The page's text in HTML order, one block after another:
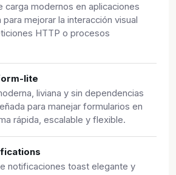
carga modernos en aplicaciones
mejorar la interacción visual
HTTP o procesos
lite
liviana y sin dependencias
para manejar formularios en
rápida, escalable y flexible.
notificaciones toast elegante y